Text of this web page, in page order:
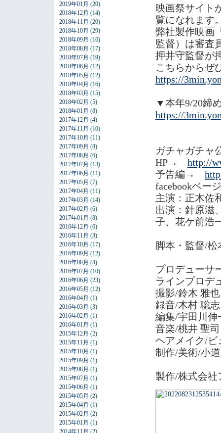
2019年01月 (20)
2018年12月 (14)
2018年11月 (20)
2018年10月 (29)
2018年09月 (16)
2018年08月 (17)
2018年07月 (19)
2018年06月 (12)
2018年05月 (12)
2018年04月 (16)
2018年03月 (15)
2018年02月 (5)
2018年01月 (8)
2017年12月 (4)
2017年11月 (10)
2017年10月 (11)
2017年09月 (8)
2017年08月 (6)
2017年07月 (13)
2017年06月 (11)
2017年05月 (7)
2017年04月 (11)
2017年03月 (14)
2017年02月 (6)
2017年01月 (8)
2016年12月 (6)
2016年11月 (3)
2016年10月 (17)
2016年09月 (12)
2016年08月 (4)
2016年07月 (10)
2016年06月 (23)
2016年05月 (12)
2016年04月 (1)
2016年03月 (3)
2016年02月 (1)
2016年01月 (1)
2015年12月 (2)
2015年11月 (1)
2015年10月 (1)
2015年09月 (1)
2015年08月 (1)
2015年07月 (1)
2015年06月 (1)
2015年05月 (2)
2015年04月 (1)
2015年02月 (2)
2015年01月 (1)
2014年11月 (2)
映画祭サイト
覧になれます
弊社製作映画
監督）は審査
押井守監督が
こちらからぜ
https://
▼本年9/20締
https://
ガチャガチャ
HP→ http://
予告編→
facebookペ
主演：正木佐
出演：針原滋
子、花ケ前浩
脚本・監督/松
プロデューサ
ラインプロデ
撮影/鈴木 雅也
録音/木村 聡志
編集/宇田川伸
音楽/桃井 聖司
ヘアメイク/
制作/美術/小
製作/株式会社